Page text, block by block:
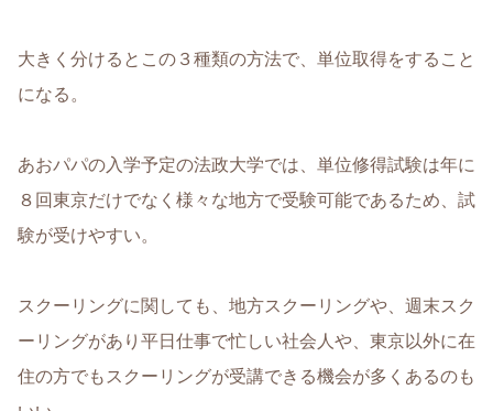
大きく分けるとこの３種類の方法で、単位取得をすること
になる。
あおパパの入学予定の法政大学では、単位修得試験は年に
８回東京だけでなく様々な地方で受験可能であるため、試
験が受けやすい。
スクーリングに関しても、地方スクーリングや、週末スク
ーリングがあり平日仕事で忙しい社会人や、東京以外に在
住の方でもスクーリングが受講できる機会が多くあるのも